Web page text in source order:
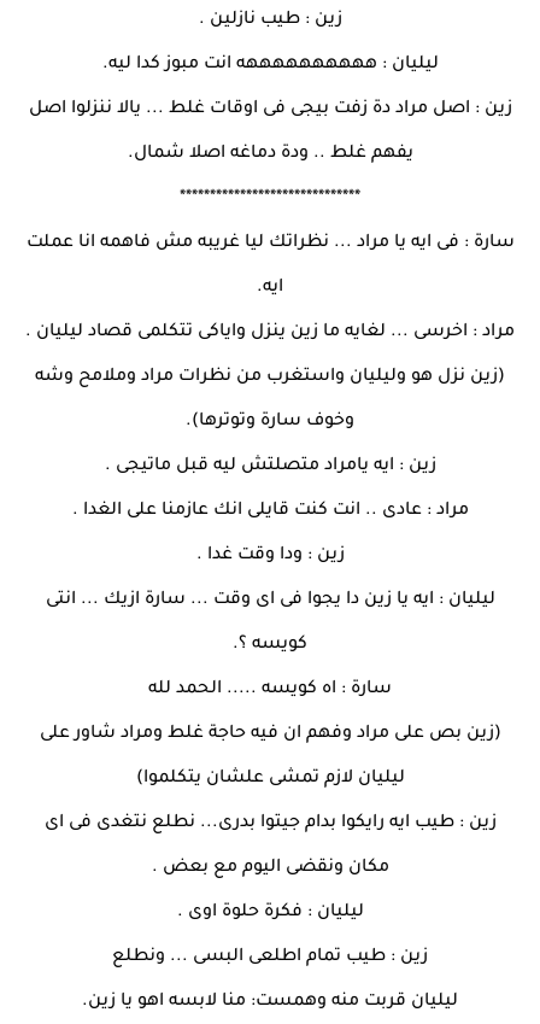
زين : طيب نازلين .
ليليان : ههههههههههه انت مبوز كدا ليه.
زين : اصل مراد دة زفت بيجى فى اوقات غلط ... يالا ننزلوا اصل
يفهم غلط .. ودة دماغه اصلا شمال.
******************************
سارة : فى ايه يا مراد ... نظراتك ليا غريبه مش فاهمه انا عملت
ايه.
مراد : اخرسى ... لغايه ما زين ينزل واياكى تتكلمى قصاد ليليان .
(زين نزل هو وليليان واستغرب من نظرات مراد وملامح وشه
وخوف سارة وتوترها).
زين : ايه يامراد متصلتش ليه قبل ماتيجى .
مراد : عادى .. انت كنت قايلى انك عازمنا على الغدا .
زين : ودا وقت غدا .
ليليان : ايه يا زين دا يجوا فى اى وقت ... سارة ازيك ... انتى
كويسه ؟.
سارة : اه كويسه ..... الحمد لله
(زين بص على مراد وفهم ان فيه حاجة غلط ومراد شاور على
ليليان لازم تمشى علشان يتكلموا)
زين : طيب ايه رايكوا بدام جيتوا بدرى... نطلع نتغدى فى اى
مكان ونقضى اليوم مع بعض .
ليليان : فكرة حلوة اوى .
زين : طيب تمام اطلعى البسى ... ونطلع
ليليان قربت منه وهمست: منا لابسه اهو يا زين.